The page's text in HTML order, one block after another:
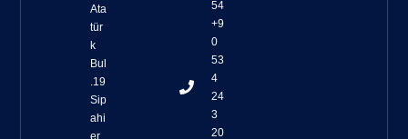
Ata
tür
k
Bul
.19
Sip
ahi
er
54
+9
0
53
4
24
3
20